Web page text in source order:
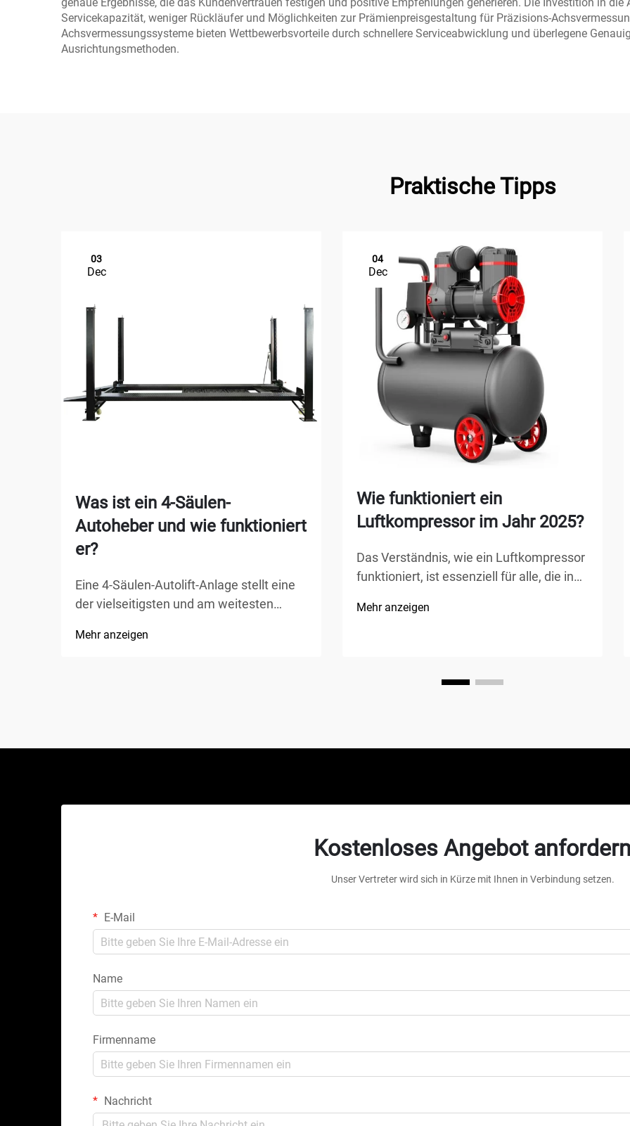
Servicekapazität, weniger Rückläufer und Möglichkeiten zur Prämienpreisgestaltung für Präzisions-
Achsvermessungssysteme bieten Wettbewerbsvorteile durch schnellere Serviceabwicklung und überlegene
Ausrichtungsmethoden.
Praktische Tipps
03
Dec
Was ist ein 4-Säulen-
Autoheber und wie funktioniert
er?
Eine 4-Säulen-Autolift-Anlage stellt eine
der vielseitigsten und am weitesten
Werkstätten, privaten Garagen und
Mehr anzeigen
04
Dec
Wie funktioniert ein
Luftkompressor im Jahr 2025?
Das Verständnis, wie ein Luftkompressor
funktioniert, ist essenziell für alle, die in
Bauwesen oder bei Heimwerkerprojekten
Mehr anzeigen
Kostenloses Angebot
Unser Vertreter wird sich in Kürze mit Ihnen in Verbindung setzen.
E-Mail
Name
Firmenname
Nachricht